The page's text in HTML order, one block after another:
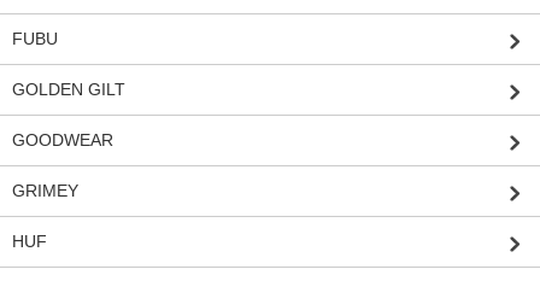
FUBU
GOLDEN GILT
GOODWEAR
GRIMEY
HUF